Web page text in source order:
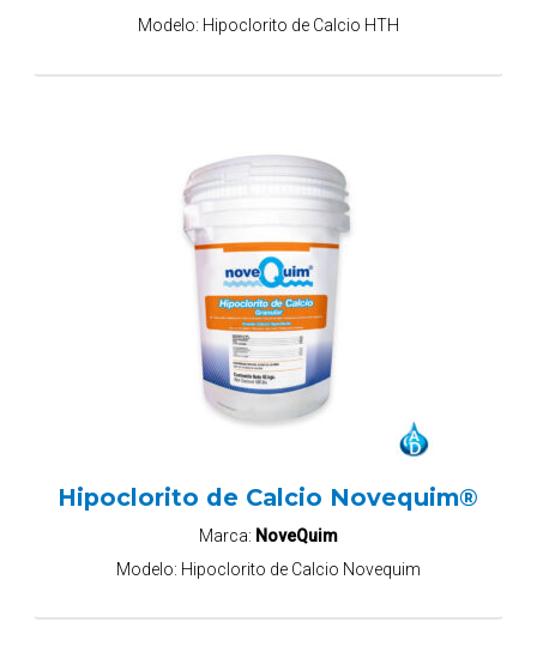
Modelo: Hipoclorito de Calcio HTH
Hipoclorito de Calcio Novequim®
Marca: NoveQuim
Modelo: Hipoclorito de Calcio Novequim